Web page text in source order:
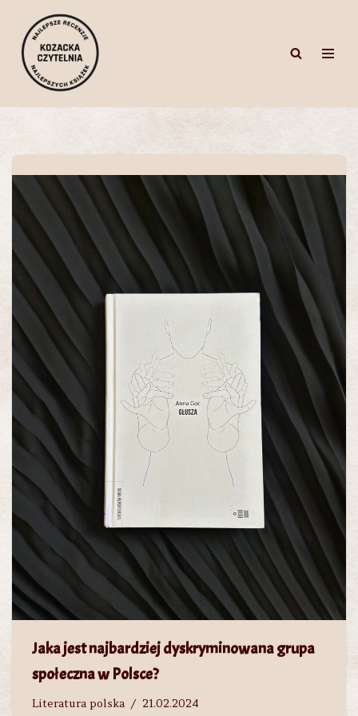
Przejdź
do
treści
Jaka jest najbardziej dyskryminowana grupa
społeczna w Polsce?
Literatura polska 21.02.2024